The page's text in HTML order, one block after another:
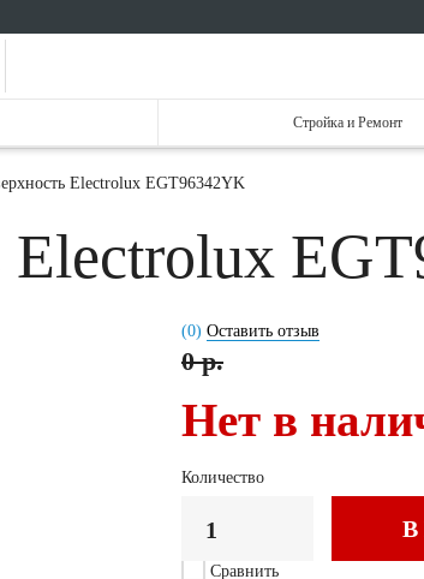
Стройка и Ремонт
Electrolux EGT96342YK
Electrolux
(0) Оставить отзыв
0 р.
Нет в
Количество
В
Сравнить